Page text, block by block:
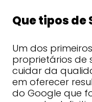
Que tipos de
Um dos
proprietários de
cuidar da
em oferecer
do Google que